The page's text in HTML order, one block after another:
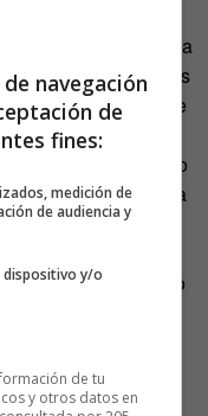
fue fácil, aunque el
muchos casos, de la
a sí mismos—algunos
moral. Aunque
como un lugar
y condición, uno
donde existía
esa sociedad del
«vulneraba eso
navegación
de
fines:
medición de
de audiencia y
dispositivo y/o
de tu
y otros datos en